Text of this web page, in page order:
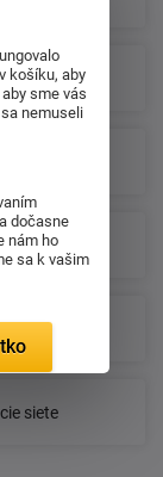
regály
siete
košíku, aby
sme vás
nemuseli
dočasne
nám ho
sa k vašim